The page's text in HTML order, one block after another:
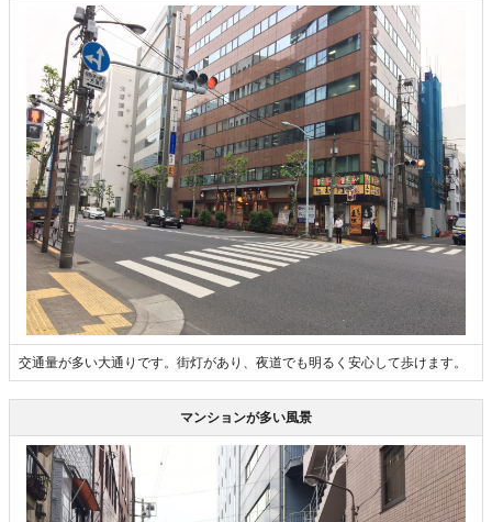
交通量が多い大通りです。街灯があり、夜道でも明るく安心して歩けます。
マンションが多い風景